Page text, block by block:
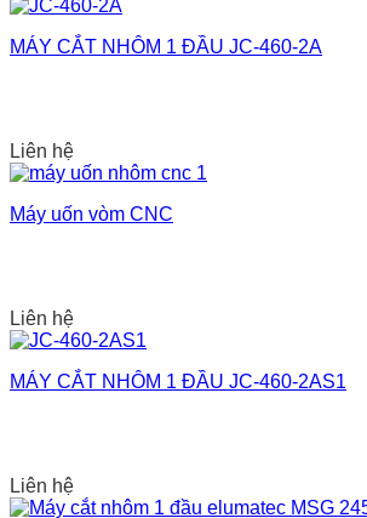
MÁY CẮT NHÔM 1 ĐẦU JC-460-2A
Liên hệ
Máy uốn vòm CNC
Liên hệ
MÁY CẮT NHÔM 1 ĐẦU JC-460-2AS1
Liên hệ